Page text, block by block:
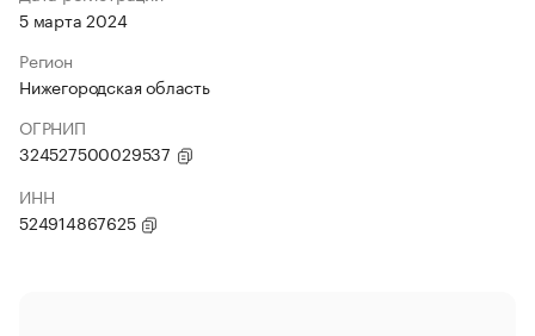
5 марта 2024
Регион
Нижегородская область
ОГРНИП
324527500029537
ИНН
524914867625